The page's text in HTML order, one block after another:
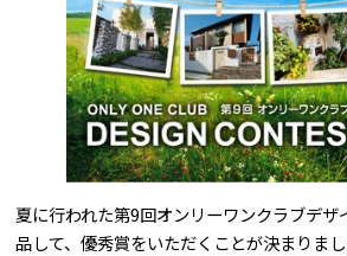
合せはこちら
夏に行われた第9回オンリーワンクラブデザ
品して、優秀賞をいただくことが決まりまし